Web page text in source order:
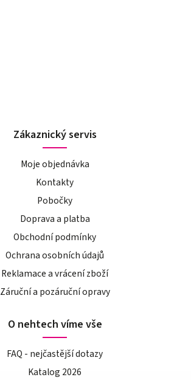
Zákaznický servis
Moje objednávka
Kontakty
Pobočky
Doprava a platba
Obchodní podmínky
Ochrana osobních údajů
Reklamace a vrácení zboží
Záruční a pozáruční opravy
O nehtech víme vše
FAQ - nejčastější dotazy
Katalog 2026